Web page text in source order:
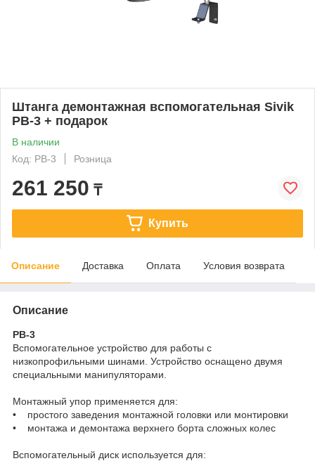
Штанга демонтажная вспомогательная Sivik
РВ-3 + подарок
В наличии
Код: РВ-3
Розница
261 250 ₸
Купить
Описание Доставка Оплата Условия возврата
Описание
РВ-3
Вспомогательное устройство для работы с
низкопрофильными шинами. Устройство оснащено двумя
специальными манипуляторами.
Монтажный упор применяется для:
• простого заведения монтажной головки или монтировки
• монтажа и демонтажа верхнего борта сложных колес
Вспомогательный диск используется для: